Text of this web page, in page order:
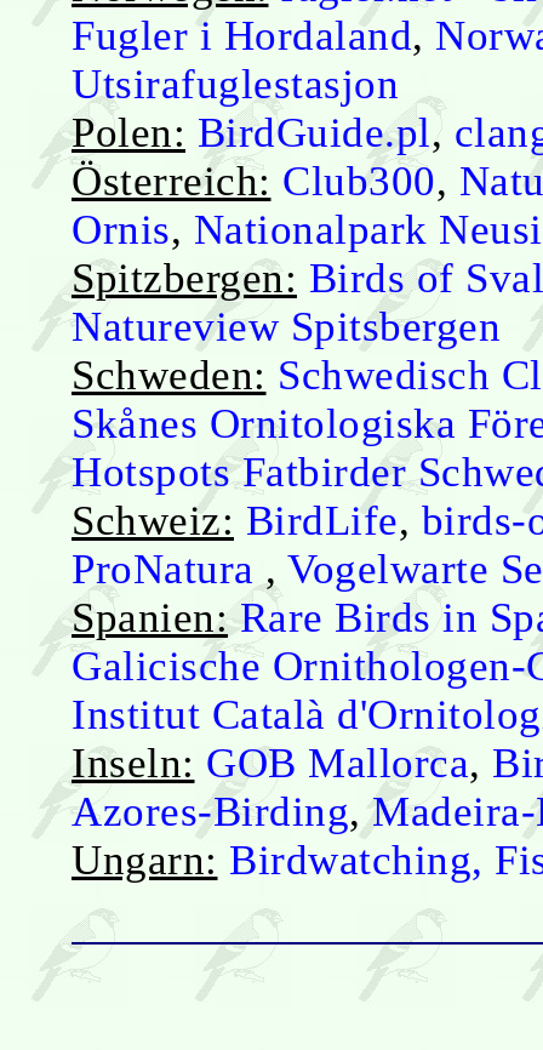
Fugler i Hordaland,
Utsirafuglestasjon
Polen: BirdGuide.pl,
Österreich: Club300,
Ornis, Nationalpark
Spitzbergen: Birds of
Natureview Spitsbergen
Schweden: Schwedisch
Skånes Ornitologiska
Hotspots Fatbirder
Schweiz: BirdLife, birds-
ProNatura , Vogelwarte
Spanien: Rare Birds in
Galicische Ornithologen-
Institut Català
Inseln: GOB Mallorca,
Azores-Birding,
Ungarn: Birdwatching,